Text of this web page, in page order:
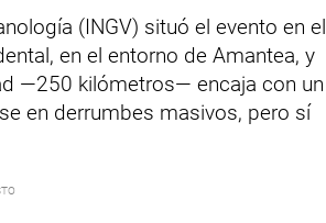
(INGV) situó el evento en el
en el entorno de Amantea, y
—250 kilómetros— encaja con un
en derrumbes masivos, pero sí